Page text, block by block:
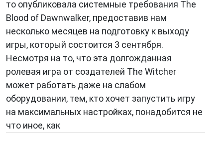
то опубликовала системные требования The
Blood of Dawnwalker, предоставив нам
несколько месяцев на подготовку к выходу
игры, который состоится 3 сентября.
Несмотря на то, что эта долгожданная
ролевая игра от создателей The Witcher
может работать даже на слабом
оборудовании, тем, кто хочет запустить игру
на максимальных настройках, понадобится не
что иное, как